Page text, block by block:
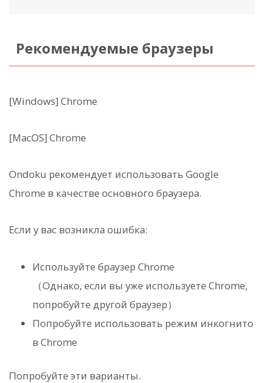
Рекомендуемые браузеры
[Windows] Chrome
[MacOS] Chrome
Ondoku рекомендует использовать Google
Chrome в качестве основного браузера.
Если у вас возникла ошибка:
Используйте браузер Chrome
（Однако, если вы уже используете Chrome,
попробуйте другой браузер）
Попробуйте использовать режим инкогнито
в Chrome
Попробуйте эти варианты.